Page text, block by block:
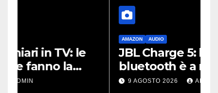
JBL Charge 5: lo speaker
bluetooth è a metà prezzo
su Amazon
ADMIN